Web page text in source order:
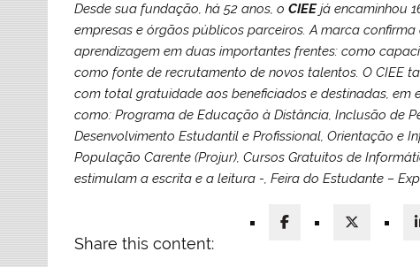
Desde sua fundação, há 52 anos, oCIEEjá encaminhou
empresas e órgãos públicos parceiros. A marca
aprendizagem em duas importantes frentes: como
como fonte de recrutamento de novos talentos. O CIEE
com total gratuidade aos beneficiados e destinadas,
como: Programa de Educação à Distância, Inclusão de
Desenvolvimento Estudantil e Profissional, Orientação e
População Carente (Projur), Cursos Gratuitos de
estimulam a escrita e a leitura -, Feira do Estudante –
Share this content: